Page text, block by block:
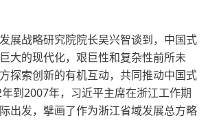
展战略研究院院长吴兴智谈到，中国式
大的现代化，艰巨性和复杂性前所未
探索创新的有机互动，共同推动中国式
到2007年，习近平主席在浙江工作期
出发，擘画了作为浙江省域发展总方略